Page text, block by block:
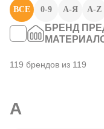
ВСЕ 0-9 А-Я A-Z
БРЕНД
119 брендов из 119
A